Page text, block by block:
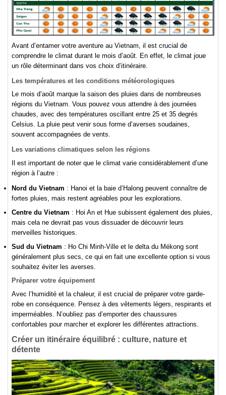
Avant d’entamer votre aventure au Vietnam, il est crucial de
comprendre le climat durant le mois d’août. En effet, le climat joue
un rôle déterminant dans vos choix d’itinéraire.
Les températures et les conditions météorologiques
Le mois d’août marque la saison des pluies dans de nombreuses
régions du Vietnam. Vous pouvez vous attendre à des journées
chaudes, avec des températures oscillant entre 25 et 35 degrés
Celsius. La pluie peut venir sous forme d’averses soudaines,
souvent accompagnées de vents.
Les variations climatiques selon les régions
Il est important de noter que le climat varie considérablement d’une
région à l’autre :
Nord du Vietnam : Hanoi et la baie d’Halong peuvent connaître de
fortes pluies, mais restent agréables pour les explorations.
Centre du Vietnam : Hoi An et Hue subissent également des pluies,
mais cela ne devrait pas vous dissuader de découvrir leurs
merveilles historiques.
Sud du Vietnam : Ho Chi Minh-Ville et le delta du Mékong sont
généralement plus secs, ce qui en fait une excellente option si vous
souhaitez éviter les averses.
Préparer votre équipement
Avec l’humidité et la chaleur, il est crucial de préparer votre garde-
robe en conséquence. Pensez à des vêtements légers, respirants et
imperméables. N’oubliez pas d’emporter des chaussures
confortables pour marcher et explorer les différentes attractions.
Créer un itinéraire équilibré : culture, nature et
détente